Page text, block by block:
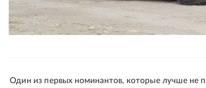
Один из первых номинантов, которые лучше не